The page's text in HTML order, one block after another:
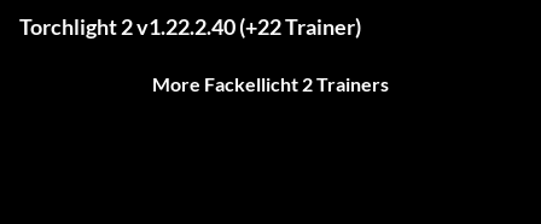
Torchlight 2 v1.22.2.40 (+22 Trainer)
More Fackellicht 2 Trainers